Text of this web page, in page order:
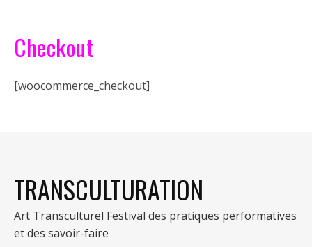
Checkout
[woocommerce_checkout]
TRANSCULTURATION
Art Transculturel Festival des pratiques performatives
et des savoir-faire